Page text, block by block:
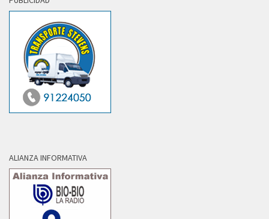
ALIANZA INFORMATIVA